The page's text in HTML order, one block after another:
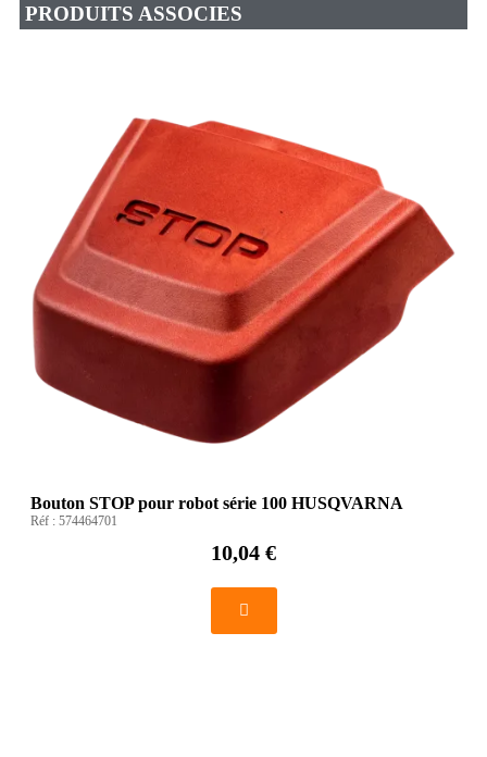
PRODUITS ASSOCIES
Bouton STOP pour robot série 100 HUSQVARNA
Réf : 574464701
10,04 €